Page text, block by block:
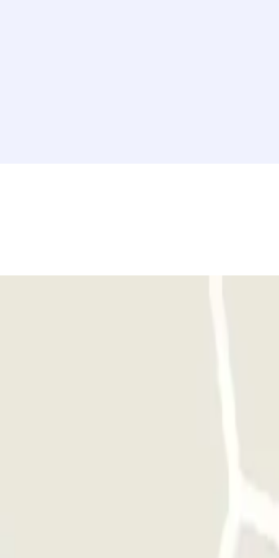
sera fourni une fois la réservation effectuée.